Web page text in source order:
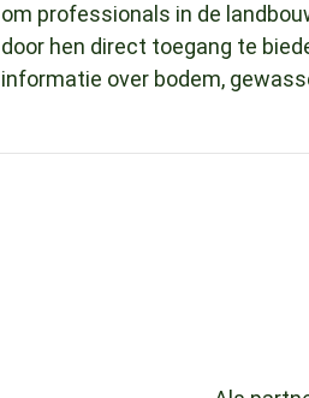
om professionals in de
door hen direct toegang te
informatie over bodem,